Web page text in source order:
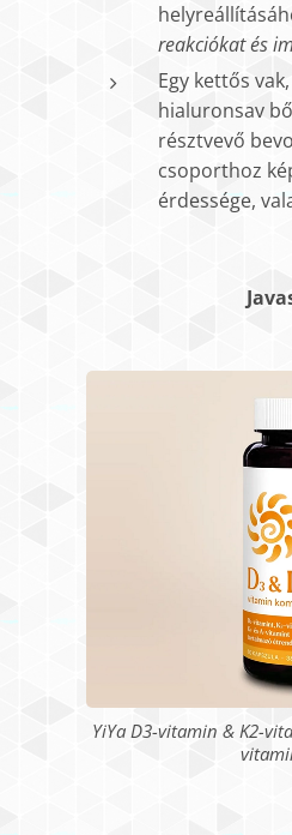
reakciókat és
Egy kettős
hialuronsav
résztvevő
csoporthoz
érdessége,
YiYa D3-vitamin & K2-